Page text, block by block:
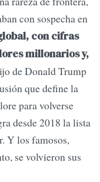
con sospecha en
con cifras
millonarios y,
de Donald Trump
que define la
para volverse
desde 2018 la lista
Y los famosos,
se volvieron sus